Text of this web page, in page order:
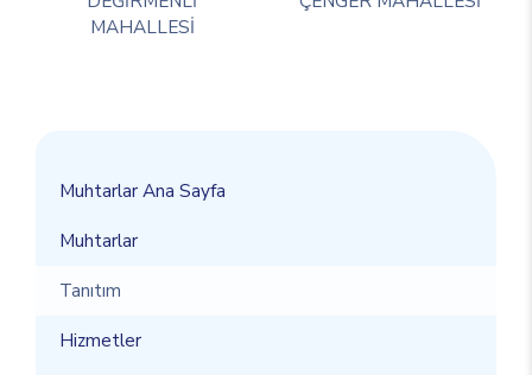
MAHALLESİ
Muhtarlar Ana Sayfa
Muhtarlar
Tanıtım
Hizmetler